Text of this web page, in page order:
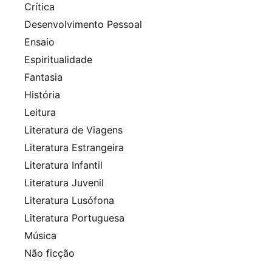
Crítica
Desenvolvimento Pessoal
Ensaio
Espiritualidade
Fantasia
História
Leitura
Literatura de Viagens
Literatura Estrangeira
Literatura Infantil
Literatura Juvenil
Literatura Lusófona
Literatura Portuguesa
Música
Não ficção